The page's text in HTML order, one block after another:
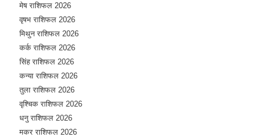
मेष राशिफल 2026
वृषभ राशिफल 2026
मिथुन राशिफल 2026
कर्क राशिफल 2026
सिंह राशिफल 2026
कन्या राशिफल 2026
तुला राशिफल 2026
वृश्चिक राशिफल 2026
धनु राशिफल 2026
मकर राशिफल 2026